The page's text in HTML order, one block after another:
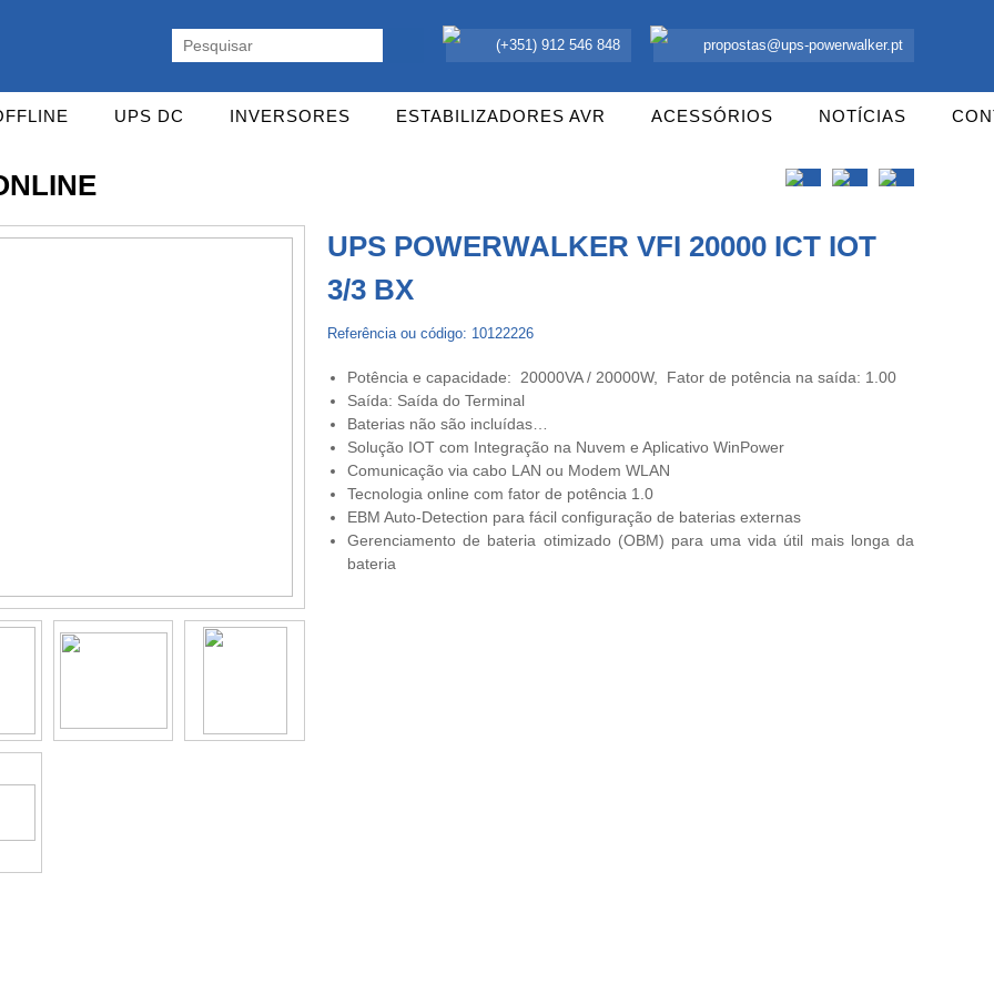
(+351) 912 546 848 propostas@ups-powerwalker.pt
UPS DC INVERSORES ESTABILIZADORES AVR ACESSÓRIOS NOTÍCIAS
UPS POWERWALKER VFI 20000 ICT IOT
3/3 BX
Referência ou código: 10122226
Potência e capacidade: 20000VA / 20000W, Fator de potência na saída: 1.00
Saída: Saída do Terminal
Baterias não são incluídas…
Solução IOT com Integração na Nuvem e Aplicativo WinPower
Comunicação via cabo LAN ou Modem WLAN
Tecnologia online com fator de potência 1.0
EBM Auto-Detection para fácil configuração de baterias externas
Gerenciamento de bateria otimizado (OBM) para uma vida útil mais longa da
bateria